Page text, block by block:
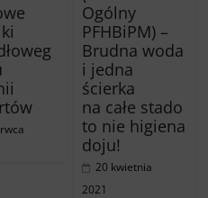
Ogólny
PFHBiPM) –
Brudna woda
i jedna
ścierka
na całe stado
to nie higiena
doju!
20 kwietnia
2021